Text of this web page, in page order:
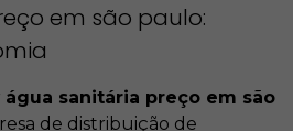
em são paulo:
água sanitária preço em são
de distribuição de